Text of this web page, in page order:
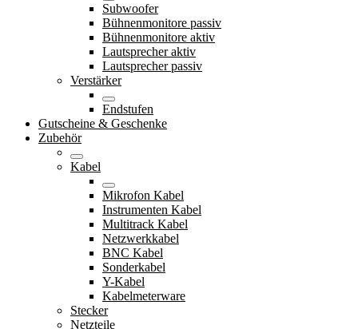
Subwoofer
Bühnenmonitore passiv
Bühnenmonitore aktiv
Lautsprecher aktiv
Lautsprecher passiv
Verstärker
Endstufen
Gutscheine & Geschenke
Zubehör
Kabel
Mikrofon Kabel
Instrumenten Kabel
Multitrack Kabel
Netzwerkkabel
BNC Kabel
Sonderkabel
Y-Kabel
Kabelmeterware
Stecker
Netzteile